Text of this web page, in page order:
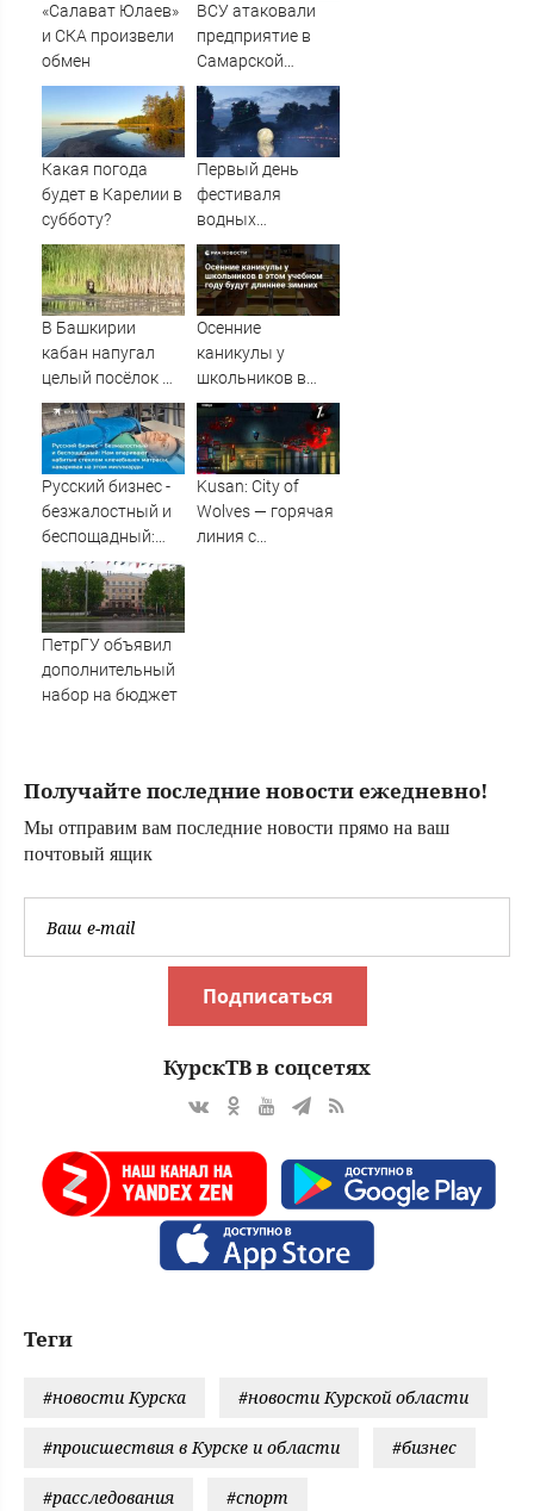
«Салават Юлаев»
и СКА произвели
обмен
ВСУ атаковали
предприятие в
Самарской
области: ведется
ликвидация
последствий
Какая погода
будет в Карелии в
субботу?
Первый день
фестиваля
водных
фонариков
прошел в
псковском
Дендропарке.
В Башкирии
кабан напугал
целый посёлок —
жители в панике
Осенние
каникулы у
школьников в
этом учебном
году будут
длиннее зимних
Русский бизнес -
безжалостный и
беспощадный:
Нам впаривают
набитые стеклом
«лечебные»
матрасы,
этом миллиарды
Kusan: City of
Wolves — горячая
линия с
ПетрГУ объявил
дополнительный
набор на бюджет
Получайте последние новости ежедневно!
Мы отправим вам последние новости прямо на ваш
почтовый ящик
Подписаться
КурскТВ в соцсетях
Теги
#новости Курска #новости Курской области
#происшествия в Курске и области #бизнес
#расследования #спорт